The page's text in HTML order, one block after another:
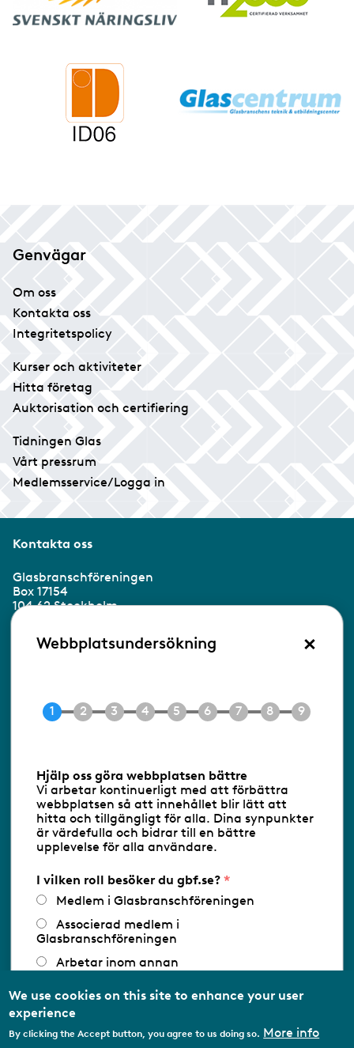
Genvägar
Om oss
Kontakta oss
Integritetspolicy
Kurser och aktiviteter
Hitta företag
Auktorisation och certifiering
Tidningen Glas
Vårt pressrum
Medlemsservice/Logga in
Kontakta oss
Glasbranschföreningen
Box 17154
104 62 Stockholm
Besöksadress:
Ringvägen 100
E-post info@gbf.se
Följ oss via RSS
Databasens namn:www.gbf.se-
Glasbranschföreningen AB - Ansvarig
utgivare: Sofia Wahlgren
Webbplatsundersökning ×
Hjälp oss göra webbplatsen bättre
Vi arbetar kontinuerligt med att förbättra
webbplatsen så att innehållet blir lätt att
hitta och tillgängligt för alla. Dina synpunkter
är värdefulla och bidrar till en bättre
upplevelse för alla användare.
I vilken roll besöker du gbf.se?
Medlem i Glasbranschföreningen
Associerad medlem i
Glasbranschföreningen
Arbetar inom annan
Utbildningsaktör
We use cookies on this site to enhance your user
experience
By clicking the Accept button, you agree to us doing so. More info